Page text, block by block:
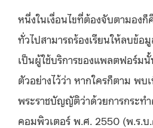
หนึ่งในเงื่อนไขที่ต้องจับตามอง
ทั่วไปสามารถร้องเรียนให้ลบข้อ
เป็นผู้ใช้บริการของแพลตฟอร์ม
ตัวอย่างไว้ว่า หากใครก็ตาม พบ
พระราชบัญญัติว่าด้วยการกระท
คอมพิวเตอร์ พ.ศ. 2550 (พ.ร.บ